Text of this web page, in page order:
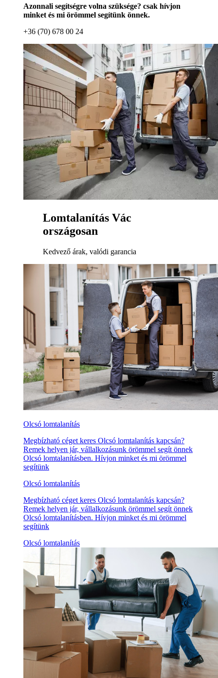
Azonnali segítségre volna szüksége? csak hívjon
minket és mi örömmel segítünk önnek.
+36 (70) 678 00 24
Lomtalanítás Vác
országosan
Kedvező árak, valódi garancia
Olcsó lomtalanítás
Megbízható céget keres Olcsó lomtalanítás kapcsán?
Remek helyen jár, vállalkozásunk örömmel segít önnek
Olcsó lomtalanításben. Hívjon minket és mi örömmel
segítünk
Olcsó lomtalanítás
Megbízható céget keres Olcsó lomtalanítás kapcsán?
Remek helyen jár, vállalkozásunk örömmel segít önnek
Olcsó lomtalanításben. Hívjon minket és mi örömmel
segítünk
Olcsó lomtalanítás